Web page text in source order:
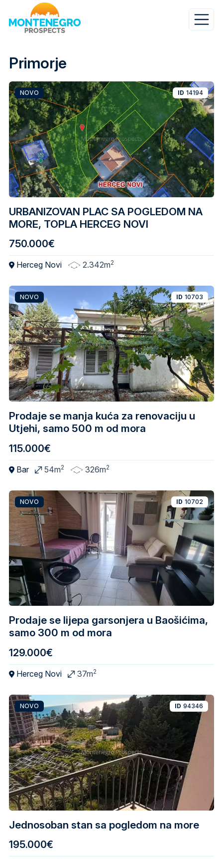
Primorje
URBANIZOVAN PLAC SA POGLEDOM NA
MORE, TOPLA HERCEG NOVI
NOVO ID 14194
750.000€
Herceg Novi 2.342m2
Prodaje se manja kuća za renovaciju u
Utjehi, samo 500 m od mora
NOVO ID 10703
115.000€
Bar 54m2 326m2
Prodaje se lijepa garsonjera u Baošićima,
samo 300 m od mora
NOVO ID 10702
129.000€
Herceg Novi 37m2
Jednosoban stan sa pogledom na more
NOVO ID 94346
195.000€